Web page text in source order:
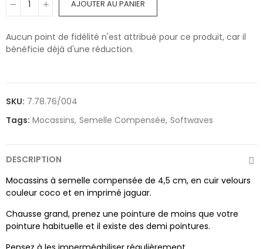
AJOUTER AU PANIER
Aucun point de fidélité n'est attribué pour ce produit, car il
bénéficie déjà d'une réduction.
SKU: 7.78.76/004
Tags: Mocassins Semelle Compensée Softwaves
DESCRIPTION
Mocassins à semelle compensée de 4,5 cm, en cuir velours
couleur coco et en imprimé jaguar.
Chausse grand, prenez une pointure de moins que votre
pointure habituelle et il existe des demi pointures.